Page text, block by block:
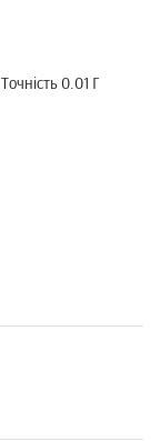
0.01 Г